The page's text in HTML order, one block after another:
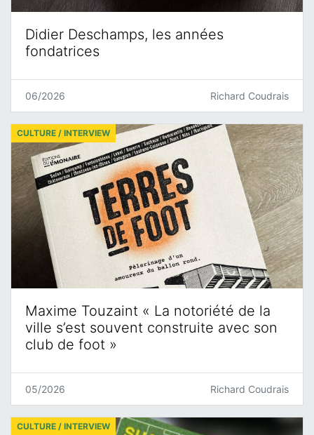
Didier Deschamps, les années
fondatrices
06/2026 Richard Coudrais
Maxime Touzaint « La notoriété de la
ville s’est souvent construite avec son
club de foot »
CULTURE / INTERVIEW
05/2026 Richard Coudrais
CULTURE / INTERVIEW